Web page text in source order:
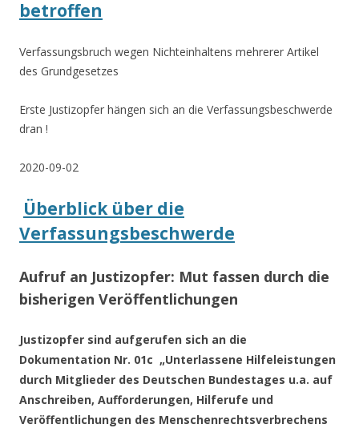
betroffen
Verfassungsbruch wegen Nichteinhaltens mehrerer Artikel
des Grundgesetzes
Erste Justizopfer hängen sich an die Verfassungsbeschwerde
dran !
2020-09-02
Überblick über die
Verfassungsbeschwerde
Aufruf an Justizopfer: Mut fassen durch die
bisherigen Veröffentlichungen
Justizopfer sind aufgerufen sich an die
Dokumentation Nr. 01c „Unterlassene Hilfeleistungen
durch Mitglieder des Deutschen Bundestages u.a. auf
Anschreiben, Aufforderungen, Hilferufe und
Veröffentlichungen des Menschenrechtsverbrechens